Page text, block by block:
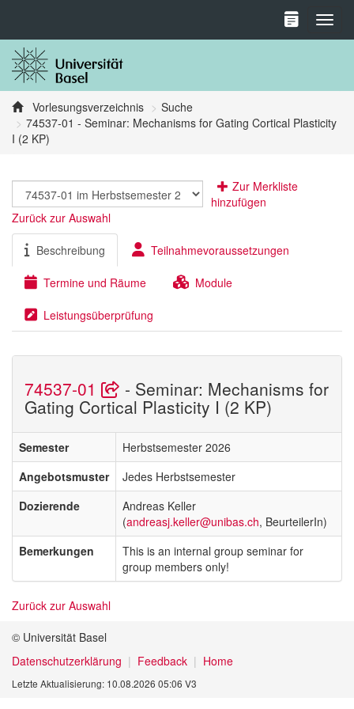
Vorlesungsverzeichnis
Suche
74537-01 - Seminar: Mechanisms for Gating Cortical Plasticity
I (2 KP)
Zur Merkliste
hinzufügen
Zurück zur Auswahl
Beschreibung Teilnahmevoraussetzungen
Termine und Räume Module
Leistungsüberprüfung
74537-01 - Seminar: Mechanisms for
Gating Cortical Plasticity I (2 KP)
Semester
Herbstsemester 2026
Angebotsmuster
Jedes Herbstsemester
Dozierende
Andreas Keller
(andreasj.keller@unibas.ch, BeurteilerIn)
Bemerkungen
This is an internal group seminar for
group members only!
Zurück zur Auswahl
© Universität Basel
Datenschutzerklärung
Feedback Home
Letzte Aktualisierung: 10.08.2026 05:06 V3